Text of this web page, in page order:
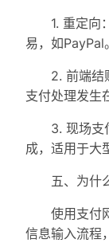
1. 重定向：
易，如PayPal。
2. 前端结账
支付处理发生
3. 现场支付
成，适用于大
五、为什么
使用支付网
信息输入流程